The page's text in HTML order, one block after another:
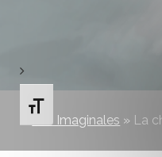
Changer la taille de la
Les Imaginales » La